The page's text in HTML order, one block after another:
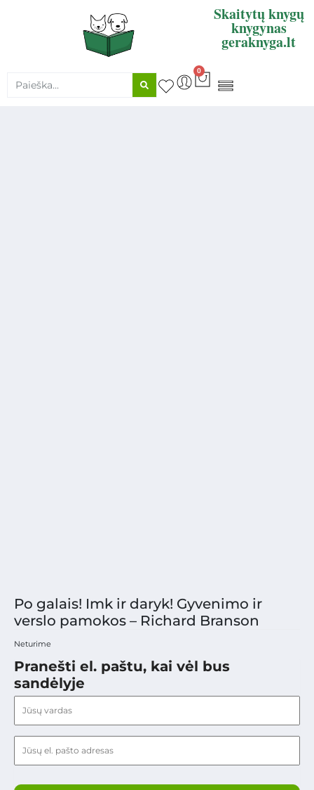
Skaitytų knygų
knygynas
geraknyga.lt
0
Po galais! Imk ir daryk! Gyvenimo ir
verslo pamokos – Richard Branson
Neturime
Pranešti el. paštu, kai vėl bus
sandėlyje